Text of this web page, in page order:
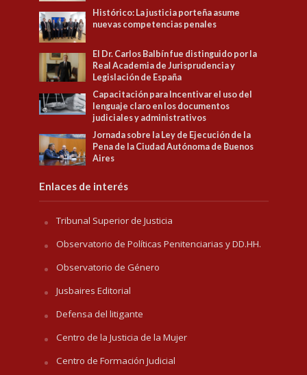
Histórico: La justicia porteña asume
nuevas competencias penales
El Dr. Carlos Balbín fue distinguido por la
Real Academia de Jurisprudencia y
Legislación de España
Capacitación para Incentivar el uso del
lenguaje claro en los documentos
judiciales y administrativos
Jornada sobre la Ley de Ejecución de la
Pena de la Ciudad Autónoma de Buenos
Aires
Enlaces de interés
Tribunal Superior de Justicia
Observatorio de Políticas Penitenciarias y DD.HH.
Observatorio de Género
Jusbaires Editorial
Defensa del litigante
Centro de la Justicia de la Mujer
Centro de Formación Judicial